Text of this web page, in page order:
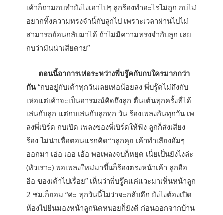
เค้าก็ถามกบทำยังไงเอาไปๆ ลูกร้องทำอะไรไม่ถูก กบไม่
อยากทิ้งความทรงจำนี้กับลูกไป เพราะเวลาผ่านไปไม่
สามารถย้อนกลับมาได้ ถ้าไม่มีความทรงจำกับลูก เลย
กบว่ามันน่าเสียดาย”
ตอนนี้อาการเห่อระหว่างพี่บรู๊คกับกบใครมากกว่า
กัน“กบอยู่กับเค้าทุกวันเลยเห่อน้อยลง พี่บรู๊คไม่ถึงกับ
เห่อแต่เค้าจะเป็นอารมณ์คิดถึงลูก ตื่นเต้นทุกครั้งที่ได้
เล่นกับลูก แต่กบเล่นกับลูกทุก วัน ร้องเพลงกันทุกวัน เพ
ลงพี่เบิร์ด กบเปิด เพลงของพี่เบิร์ดให้ฟัง ลูกก็ส่งเสียง
ร้อง ไม่น่าเชื่อตอนแรกคิดว่าลูกคุย เค้าทำเสียงฮัมๆ
ออกมา เอ่อ เออ เอ้อ พอเพลงจบก็หยุด เนี่ยเป็นยังไงล่ะ
(หัวเราะ) พอเพลงใหม่มาขึ้นก็ร้องตรงหน้าเค้า ลูกอือ
อือ ของเค้าไปเรื่อย” เห็นว่าพี่บรู๊คแค่แวะมาเห็นหน้าลูก
2 ชม.ก็ยอม “ค่ะ ทุกวันนี้ไม่ว่าจะกลับดึก ยังไงต้องเปิด
ห้องไปยืนมองหน้าลูกนิดหน่อยก็ยังดี ก่อนออกจากบ้าน